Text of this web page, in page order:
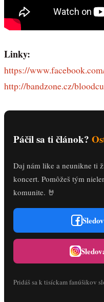
Linky:
https://
http://bandzone.cz/
Páčil sa ti článok?
Daj nám like a neunikne ti
koncert. Pomôžeš tým
komunite. 🤘
Pridáš sa k tisíckam fanúšikov